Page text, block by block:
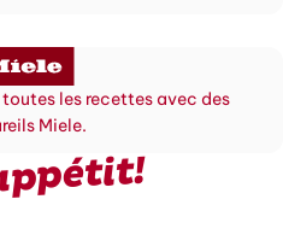
les recettes avec des
Miele.